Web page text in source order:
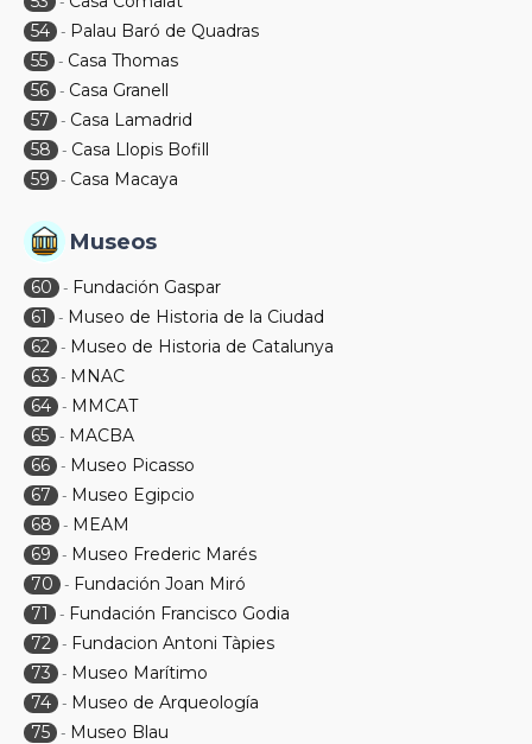
54 - Palau Baró de Quadras
55 - Casa Thomas
56 - Casa Granell
57
- Casa Lamadrid
58
- Casa Llopis Bofill
59
- Casa Macaya
Museos
60 - Fundación Gaspar
61
- Museo de Historia de la Ciudad
62 - Museo de Historia de Catalunya
63
- MNAC
64 - MMCAT
65 - MACBA
66 - Museo Picasso
67
- Museo Egipcio
68
- MEAM
69
- Museo Frederic Marés
70
- Fundación Joan Miró
71
- Fundación Francisco Godia
72 - Fundacion Antoni Tàpies
73
- Museo Marítimo
74 - Museo de Arqueología
75 - Museo Blau